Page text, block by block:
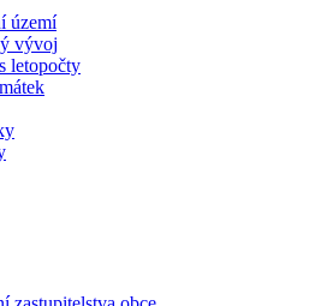
území
vývoj
letopočty